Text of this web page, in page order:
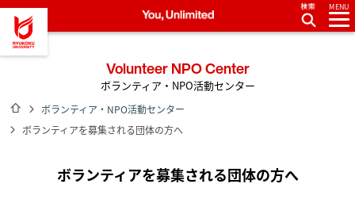
龍谷大学 You, Unlimited
MENU
Volunteer NPO Center
ボランティア・NPO活動センター
ホーム
ボランティア・NPO活動センター
ボランティアを募集される団体の方へ
ボランティアを募集される団体の方へ